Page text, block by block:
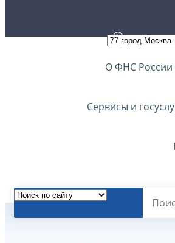
О ФНС России
Сервисы и